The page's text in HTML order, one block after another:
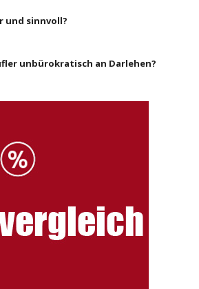
und sinnvoll?
unbürokratisch an Darlehen?